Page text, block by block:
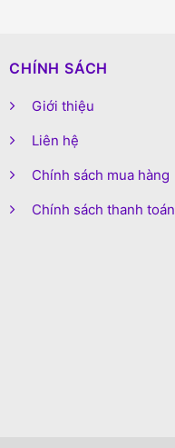
CHÍNH SÁCH
Giới thiệu
Liên hệ
Chính sách mua hàng
Chính sách thanh toán